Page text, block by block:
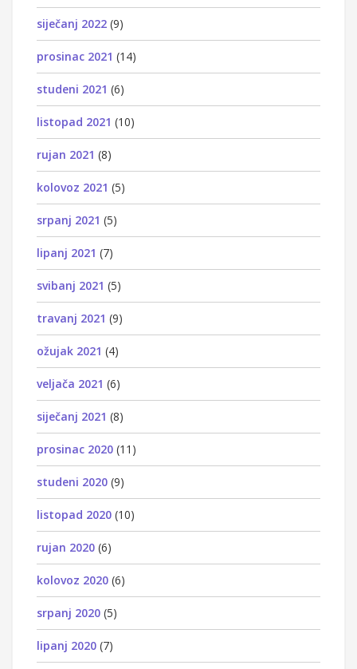
siječanj 2022 (9)
prosinac 2021 (14)
studeni 2021 (6)
listopad 2021 (10)
rujan 2021 (8)
kolovoz 2021 (5)
srpanj 2021 (5)
lipanj 2021 (7)
svibanj 2021 (5)
travanj 2021 (9)
ožujak 2021 (4)
veljača 2021 (6)
siječanj 2021 (8)
prosinac 2020 (11)
studeni 2020 (9)
listopad 2020 (10)
rujan 2020 (6)
kolovoz 2020 (6)
srpanj 2020 (5)
lipanj 2020 (7)